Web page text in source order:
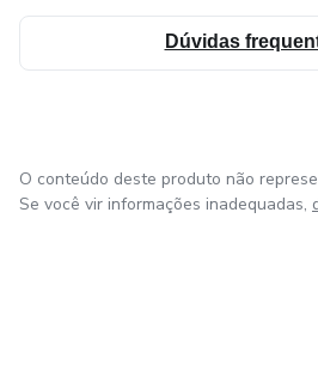
Dúvidas
O conteúdo deste produto não
Se você vir informações inadequadas,